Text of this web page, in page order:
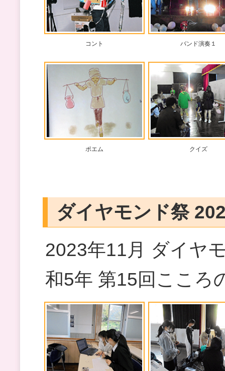
コント バンド演奏１
ポエム クイズ
ダイヤモンド祭
2023年11月 ダイヤ
和5年 第15回こころ